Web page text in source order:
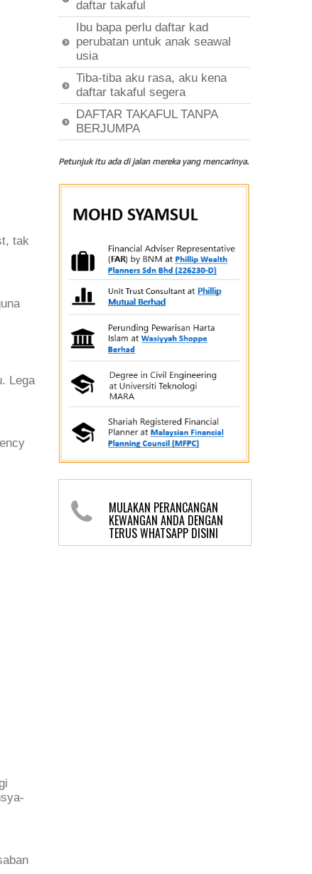
tak
Lega
daftar takaful
Ibu bapa perlu daftar kad
perubatan untuk anak seawal
usia
Tiba-tiba aku rasa, aku kena
daftar takaful segera
DAFTAR TAKAFUL TANPA
BERJUMPA
Petunjuk itu ada di jalan mereka yang mencarinya.
MULAKAN PERANCANGAN
KEWANGAN ANDA DENGAN
TERUS WHATSAPP DISINI